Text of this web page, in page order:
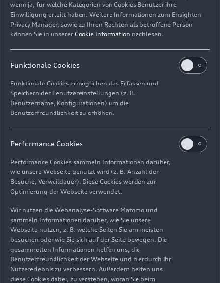
vollständigen Aktionsplan entwickelt, der die
Situation berücksichtigt. Wir werden diesen
Markt weiterhin genau beobachten und das Ziel
In den ersten neun Monaten des Jahres 2023 hat
die DucatiProduktpalette weltweit neue
Ducatisti erobert. Das Modell, das von den
Enthusiasten am meisten nachgefragt wurde, war
Zwischen Januar und September 2023 wurden
weltweit 8.680 Einheiten ausgeliefert.
Alle Modelle, die auf dem V4-Motor basieren, sei
es der Desmosedici Stradale oder der V4
Granturismo, hatten großen Erfolg. Zum Beispiel
stiegen die Auslieferungen der Panigale V4
Vergleich zum Vorjahrum 22%.Das Superbike
von Ducati, das vor kurzem in der Version
Panigale V4 Rerneut alsbestes Serienmotorrad
in der WorldSBK-Meisterschaftbestätigt wurde
und zum zweiten Mal in Folge den
Hersteller- und Teamtitelgewann, ist das Modell,
wenn ja, für welche Kategorien von Cookies Benutzer ihre
Einwilligung erteilt haben. Weitere Informationen zum Ensighten
Privacy Manager, sowie zu Ihren Rechten als betroffene Person
können Sie in unserer Cookie Information nachlesen.
Funktionale Cookies
Funktionale Cookies ermöglichen das Erfassen und
Speichern der Benutzereinstellungen (z. B.
Benutzername, Konfigurationen) um die
Benutzerfreundlichkeit zu erhöhen.
Performance Cookies
Performance Cookies sammeln Informationen darüber,
wie unsere Webseite genutzt wird (z. B. Anzahl der
Besuche, Verweildauer). Diese Cookies werden zur
Optimierung der Webseite verwendet.
Wir nutzen die Webanalyse-Software Matomo und
sammeln Informationen darüber, wie Sie unsere
Webseite nutzen, z. B. welche Seiten Sie am meisten
besuchen oder wie Sie sich auf der Seite bewegen. Die
gesammelten Informationen helfen uns, die
Benutzerfreundlichkeit der Webseite und hierdurch Ihr
Nutzererlebnis zu verbessern. Außerdem helfen uns
diese Cookies dabei, zu verstehen, woran Sie beim